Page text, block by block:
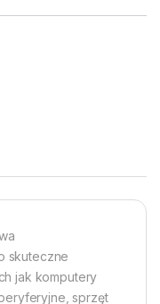
skuteczne
jak komputery
sprzęt